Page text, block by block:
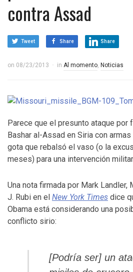
contra Assad
Tweet Share Share
on 08/23/2013 in Al momento, Noticias
Parece que el presunto ataque por
Bashar al-Assad en Siria con
gota que rebalsó el vaso (o la
meses) para una intervención
Una nota firmada por Mark
J. Rubi en el New York Times dice
Obama está considerando una
conflicto sirio:
[Podría ser] un